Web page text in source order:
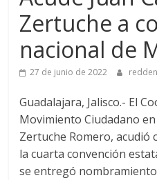
Zertuche a
nacional de
27 de junio de 2022
Guadalajara, Jalisco.- El
Movimiento Ciudadano
Zertuche Romero, acudió
la cuarta convención
se entregó